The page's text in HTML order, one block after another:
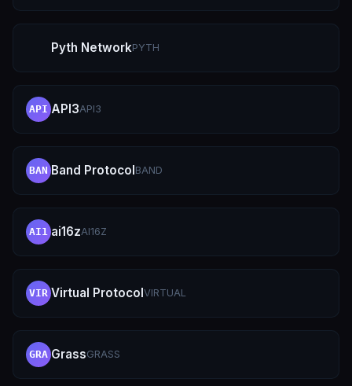
Pyth NetworkPYTH
API API3API3
BAN Band ProtocolBAND
AI1 ai16zAI16Z
VIR Virtual ProtocolVIRTUAL
GRA GrassGRASS